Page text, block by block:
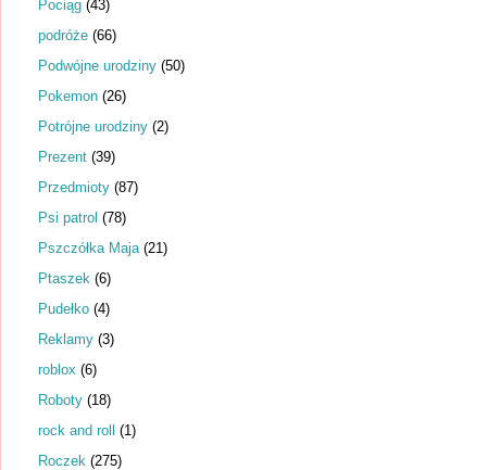
Pociąg (43)
podróże (66)
Podwójne urodziny (50)
Pokemon (26)
Potrójne urodziny (2)
Prezent (39)
Przedmioty (87)
Psi patrol (78)
Pszczółka Maja (21)
Ptaszek (6)
Pudełko (4)
Reklamy (3)
roblox (6)
Roboty (18)
rock and roll (1)
Roczek (275)